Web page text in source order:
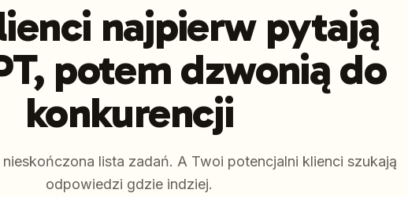
najpierw pytają
potem dzwonią do
konkurencji
lista zadań. A Twoi potencjalni klienci szukają
odpowiedzi gdzie indziej.